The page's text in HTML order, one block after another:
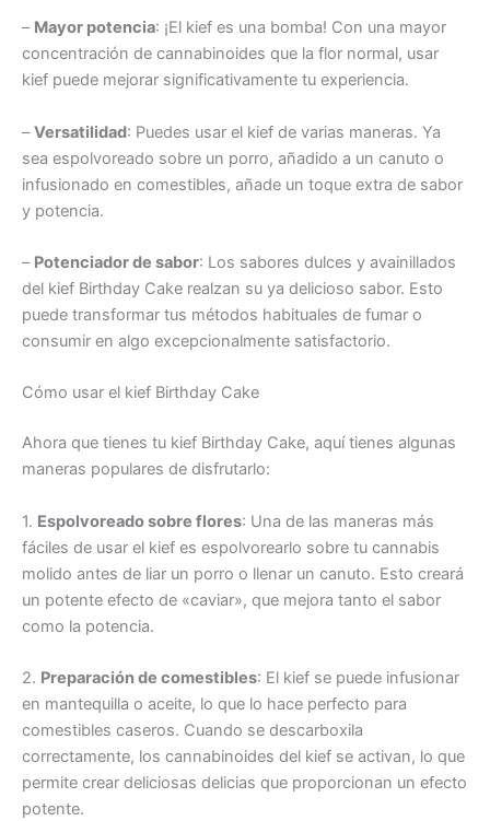
– Mayor potencia: ¡El kief es una bomba! Con una mayor
concentración de cannabinoides que la flor normal, usar
kief puede mejorar significativamente tu experiencia.
–Versatilidad: Puedes usar el kief de varias maneras. Ya
sea espolvoreado sobre un porro, añadido a un canuto o
infusionado en comestibles, añade un toque extra de sabor
y potencia.
– Potenciador de sabor: Los sabores dulces y avainillados
del kief Birthday Cake realzan su ya delicioso sabor. Esto
puede transformar tus métodos habituales de fumar o
consumir en algo excepcionalmente satisfactorio.
Cómo usar el kief Birthday Cake
Ahora que tienes tu kief Birthday Cake, aquí tienes algunas
maneras populares de disfrutarlo:
1. Espolvoreado sobre flores: Una de las maneras más
fáciles de usar el kief es espolvorearlo sobre tu cannabis
molido antes de liar un porro o llenar un canuto. Esto creará
un potente efecto de «caviar», que mejora tanto el sabor
como la potencia.
2. Preparación de comestibles: El kief se puede infusionar
en mantequilla o aceite, lo que lo hace perfecto para
comestibles caseros. Cuando se descarboxila
correctamente, los cannabinoides del kief se activan, lo que
permite crear deliciosas delicias que proporcionan un efecto
potente.